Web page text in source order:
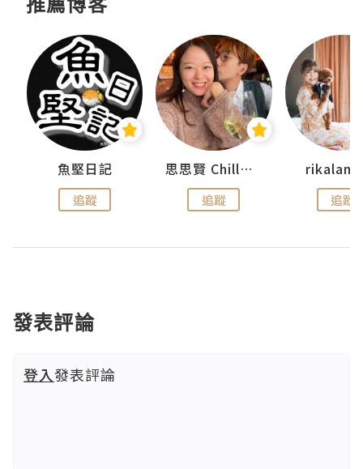
魚堅日記
追蹤
思思賢 ChillMyBabe
追蹤 追蹤
發表評論
登入發表評論